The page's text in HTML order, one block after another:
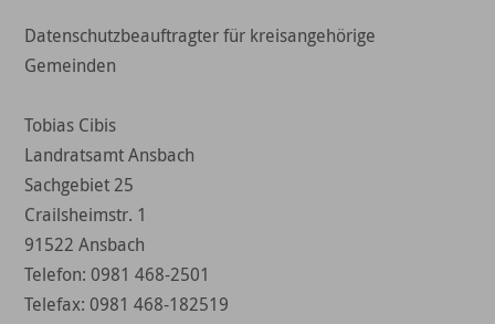
Datenschutzbeauftragter für kreisangehörige
Gemeinden
Tobias Cibis
Landratsamt Ansbach
Sachgebiet 25
Crailsheimstr. 1
91522 Ansbach
Telefon: 0981 468-2501
Telefax: 0981 468-182519